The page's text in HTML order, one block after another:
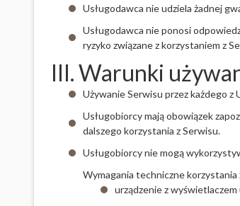
Usługodawca nie udziela żadnej
Usługodawca nie ponosi
ryzyko związane z korzystaniem z
III. Warunki
Używanie Serwisu przez każdego
Usługobiorcy mają obowiązek
dalszego korzystania z Serwisu.
Usługobiorcy nie mogą
Wymagania techniczne korzystania
urządzenie z